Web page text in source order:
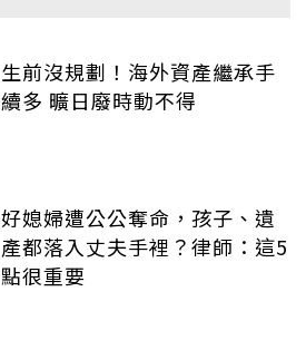
生前沒規劃！海外資產繼承手
續多 曠日廢時動不得
好媳婦遭公公奪命，孩子、遺
產都落入丈夫手裡？律師：這5
點很重要